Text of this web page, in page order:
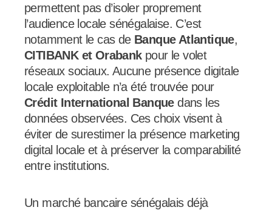
permettent pas d’isoler proprement
l’audience locale sénégalaise. C’est
notamment le cas de Banque Atlantique,
CITIBANK et Orabankpour le volet
réseaux sociaux. Aucune présence digitale
locale exploitable n’a été trouvée pour
Crédit International Banquedans les
données observées. Ces choix visent à
éviter de surestimer la présence marketing
digital locale et à préserver la comparabilité
entre institutions.
Un marché bancaire sénégalais déjà